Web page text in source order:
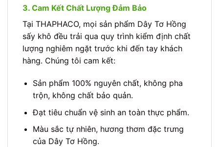
3. Cam Kết Chất Lượng Đảm Bảo
Tại THAPHACO, mọi sản phẩm Dây Tơ Hồng
sấy khô đều trải qua quy trình kiểm định chất
lượng nghiêm ngặt trước khi đến tay khách
hàng. Chúng tôi cam kết:
Sản phẩm 100% nguyên chất, không pha
trộn, không chất bảo quản.
Đạt tiêu chuẩn vệ sinh an toàn thực phẩm.
Màu sắc tự nhiên, hương thơm đặc trưng
của Dây Tơ Hồng.